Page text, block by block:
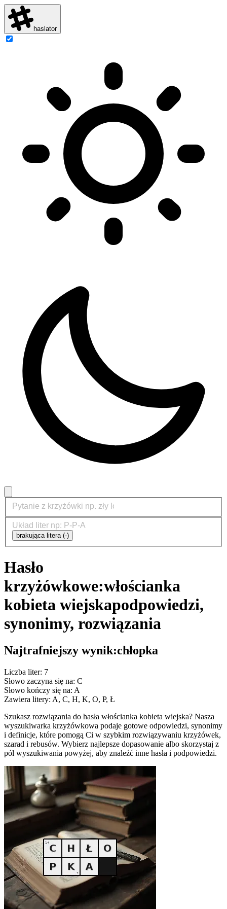
haslator
brakująca litera (-)
Hasło
krzyżówkowe:włościanka
kobieta wiejskapodpowiedzi,
synonimy, rozwiązania
Najtrafniejszy wynik:chłopka
Liczba liter: 7
Słowo zaczyna się na: C
Słowo kończy się na: A
Zawiera litery: A, C, H, K, O, P, Ł
Szukasz rozwiązania do hasła włościanka kobieta wiejska? Nasza
wyszukiwarka krzyżówkowa podaje gotowe odpowiedzi, synonimy
i definicje, które pomogą Ci w szybkim rozwiązywaniu krzyżówek,
szarad i rebusów. Wybierz najlepsze dopasowanie albo skorzystaj z
pól wyszukiwania powyżej, aby znaleźć inne hasła i podpowiedzi.